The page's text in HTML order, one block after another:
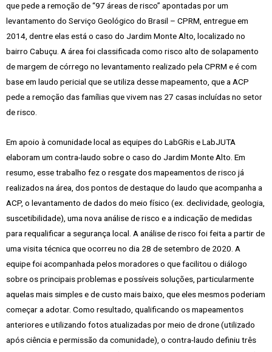
que pede a remoção de “97 áreas de risco” apontadas por um
levantamento do Serviço Geológico do Brasil – CPRM, entregue em
2014, dentre elas está o caso do Jardim Monte Alto, localizado no
bairro Cabuçu. A área foi classificada como risco alto de solapamento
de margem de córrego no levantamento realizado pela CPRM e é com
base em laudo pericial que se utiliza desse mapeamento, que a ACP
pede a remoção das famílias que vivem nas 27 casas incluídas no setor
de risco.
Em apoio à comunidade local as equipes do LabGRis e LabJUTA
elaboram um contra-laudo sobre o caso do Jardim Monte Alto. Em
resumo, esse trabalho fez o resgate dos mapeamentos de risco já
realizados na área, dos pontos de destaque do laudo que acompanha a
ACP, o levantamento de dados do meio físico (ex. declividade, geologia,
suscetibilidade), uma nova análise de risco e a indicação de medidas
para requalificar a segurança local. A análise de risco foi feita a partir de
uma visita técnica que ocorreu no dia 28 de setembro de 2020. A
equipe foi acompanhada pelos moradores o que facilitou o diálogo
sobre os principais problemas e possíveis soluções, particularmente
aquelas mais simples e de custo mais baixo, que eles mesmos poderiam
começar a adotar. Como resultado, qualificando os mapeamentos
anteriores e utilizando fotos atualizadas por meio de drone (utilizado
após ciência e permissão da comunidade), o contra-laudo definiu três